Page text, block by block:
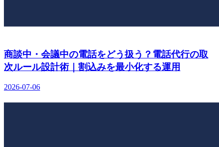
商談中・会議中の電話をどう扱う？電話代行の取
次ルール設計術｜割込みを最小化する運用
2026-07-06